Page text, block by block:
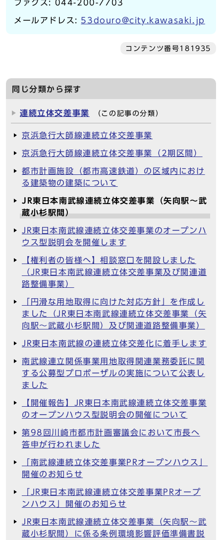
ファクス: 044-200-7703
メールアドレス: 53douro@city.kawasaki.jp
コンテンツ番号181935
同じ分類から探す
連続立体交差事業 （この記事の分類）
京浜急行大師線連続立体交差事業
京浜急行大師線連続立体交差事業（2期区間）
都市計画施設（都市高速鉄道）の区域内におけ
る建築物の建築について
JR東日本南武線連続立体交差事業（矢向駅～武
蔵小杉駅間）
JR東日本南武線連続立体交差事業のオープンハ
ウス型説明会を開催します
【権利者の皆様へ】相談窓口を開設しました
（JR東日本南武線連続立体交差事業及び関連道
路整備事業）
「円滑な用地取得に向けた対応方針」を作成し
ました（JR東日本南武線連続立体交差事業（矢
向駅～武蔵小杉駅間）及び関連道路整備事業）
JR東日本南武線の連続立体交差化に着手します
南武線連立関係事業用地取得関連業務委託に関
する公募型プロポーザルの実施について公表し
ました
【開催報告】JR東日本南武線連続立体交差事業
のオープンハウス型説明会の開催について
第98回川崎市都市計画審議会において市長へ
答申が行われました
「南武線連続立体交差事業PRオープンハウス」
開催のお知らせ
「JR東日本南武線連続立体交差事業PRオープ
ンハウス」開催のお知らせ
JR東日本南武線連続立体交差事業（矢向駅～武
蔵小杉駅間）に係る条例環境影響評価準備書説